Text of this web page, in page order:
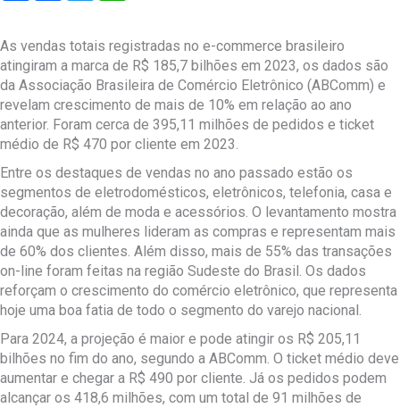
As vendas totais registradas no e-commerce brasileiro
atingiram a marca de R$ 185,7 bilhões em 2023, os dados são
da Associação Brasileira de Comércio Eletrônico (ABComm) e
revelam crescimento de mais de 10% em relação ao ano
anterior. Foram cerca de 395,11 milhões de pedidos e ticket
médio de R$ 470 por cliente em 2023.
Entre os destaques de vendas no ano passado estão os
segmentos de eletrodomésticos, eletrônicos, telefonia, casa e
decoração, além de moda e acessórios. O levantamento mostra
ainda que as mulheres lideram as compras e representam mais
de 60% dos clientes. Além disso, mais de 55% das transações
on-line foram feitas na região Sudeste do Brasil. Os dados
reforçam o crescimento do comércio eletrônico, que representa
hoje uma boa fatia de todo o segmento do varejo nacional.
Para 2024, a projeção é maior e pode atingir os R$ 205,11
bilhões no fim do ano, segundo a ABComm. O ticket médio deve
aumentar e chegar a R$ 490 por cliente. Já os pedidos podem
alcançar os 418,6 milhões, com um total de 91 milhões de